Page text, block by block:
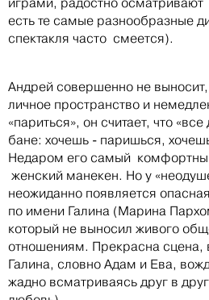
есть те самые разнообразные
спектакля часто смеется).
Андрей совершенно не
личное пространство и
«париться», он считает, что
бане: хочешь - паришься,
Недаром его самый
женский манекен. Но у
неожиданно появляется
по имени Галина (Марина
который не выносил живого
отношениям. Прекрасна сцена,
Галина, словно Адам и Ева,
жадно всматриваясь друг в